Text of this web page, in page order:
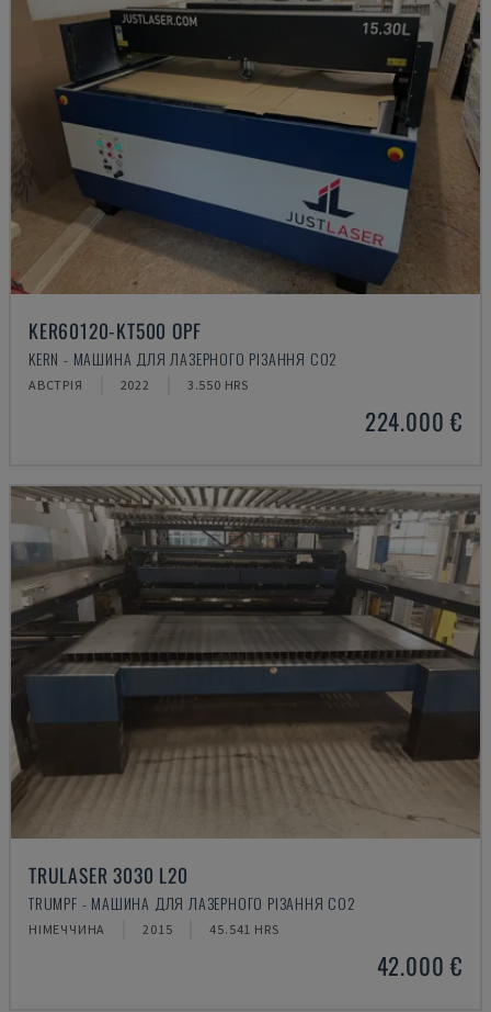
KER60120-KT500 OPF
KERN - МАШИНА ДЛЯ ЛАЗЕРНОГО РІЗАННЯ CO2
АВСТРІЯ 2022 3.550 HRS
224.000 €
TRULASER 3030 L20
TRUMPF - МАШИНА ДЛЯ ЛАЗЕРНОГО РІЗАННЯ CO2
НІМЕЧЧИНА 2015 45.541 HRS
42.000 €